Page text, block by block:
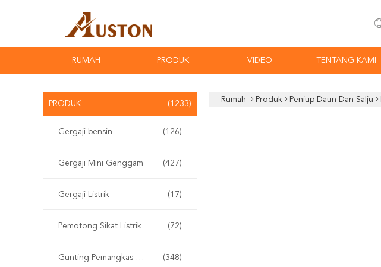
RUMAH PRODUK VIDEO TENTANG KAMI
PRODUK (1233)
Gergaji bensin (126)
Gergaji Mini Genggam (427)
Gergaji Listrik (17)
Pemotong Sikat Listrik (72)
Gunting Pemangkas Elektrik (348)
Rumah Produk Peniup Daun Dan Salju